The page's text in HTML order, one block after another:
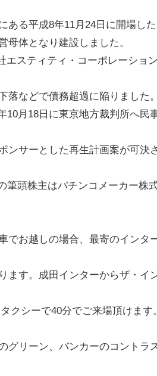
る平成8年11月24日に開場した
母体となり建設しました。
スティティ・コーポレーショ
などで債務超過に陥りました。
10月18日に東京地方裁判所へ民
ンサーとした再生計画案が可決
頭株主はパチンコメーカー株
でお越しの場合、最寄のインタ
す。成田インターからザ・イ
クシーで40分でご来場頂けます。
グリーン、バンカーのコントラ